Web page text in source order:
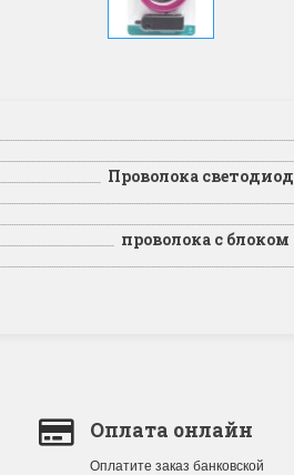
Проволока
проволока с
Оплата онлайн
Оплатите заказ банковской